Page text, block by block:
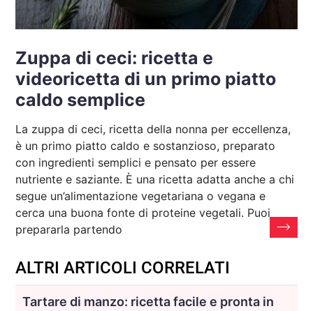
Zuppa di ceci: ricetta e
videoricetta di un primo piatto
caldo semplice
La zuppa di ceci, ricetta della nonna per eccellenza,
è un primo piatto caldo e sostanzioso, preparato
con ingredienti semplici e pensato per essere
nutriente e saziante. È una ricetta adatta anche a chi
segue un’alimentazione vegetariana o vegana e
cerca una buona fonte di proteine vegetali. Puoi
prepararla partendo
ALTRI ARTICOLI CORRELATI
Tartare di manzo: ricetta facile e pronta in